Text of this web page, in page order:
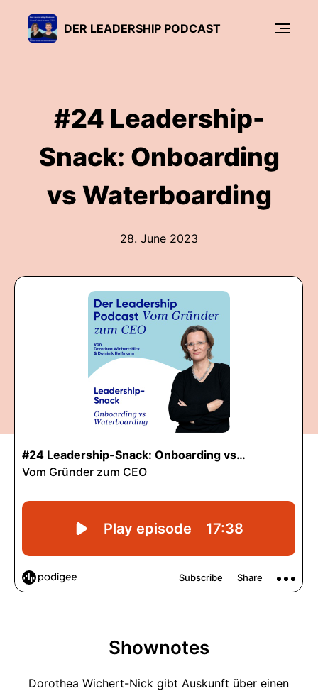
DER LEADERSHIP PODCAST
#24 Leadership-
Snack: Onboarding
vs Waterboarding
28. June 2023
Shownotes
Dorothea Wichert-Nick gibt Auskunft über einen